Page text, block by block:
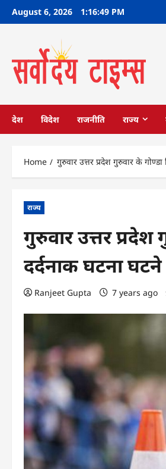
SkipAugust 6, 2026 1:16:50 PM
देश विदेश राजनीति राज्य
Home गुरुवार उत्तर प्रदेश गुरुवार के
राज्य
गुरुवार उत्तर
दर्दनाक घटना
Ranjeet Gupta 7 years ago